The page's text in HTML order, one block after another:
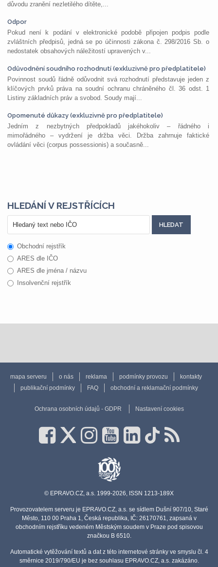
důvodu zranění nezletilého dítěte,...
Odpor
Pokud není k podání v elektronické podobě připojen podpis podle
zvláštních předpisů, jedná se po účinnosti zákona č. 298/2016 Sb. o
nedostatek obsahových náležitostí upravených v...
Odůvodnění soudního rozhodnutí (exkluzivně pro předplatitele)
Povinnost soudů řádně odůvodnit svá rozhodnutí představuje jeden z
klíčových prvků práva na soudní ochranu chráněného čl. 36 odst. 1
Listiny základních práv a svobod. Soudy mají...
Opomenuté důkazy (exkluzivně pro předplatitele)
Jedním z nezbytných předpokladů jakéhokoliv – řádného i
mimořádného – vydržení je držba věci. Držba zahrnuje faktické
ovládání věci (corpus possessionis) a současně...
HLEDÁNÍ V REJSTŘÍCÍCH
Obchodní rejstřík
ARES dle IČO
ARES dle jména / názvu
Insolvenční rejstřík
mapa serveru o nás reklama podmínky provozu
kontakty
publikační podmínky
FAQ obchodní a reklamační podmínky
Ochrana osobních údajů - GDPR Nastavení cookies
© EPRAVO.CZ, a.s. 1999-2026, ISSN 1213-189X
Provozovatelem serveru je EPRAVO.CZ, a.s. se sídlem Dušní 907/10, Staré
Město, 110 00 Praha 1, Česká republika, IČ: 26170761, zapsaná v
obchodním rejstříku vedeném Městským soudem v Praze pod spisovou
značkou B 6510.
Automatické vytěžování textů a dat z této internetové stránky ve smyslu čl. 4
směrnice 2019/790/EU je bez souhlasu EPRAVO.CZ, a.s. zakázáno.